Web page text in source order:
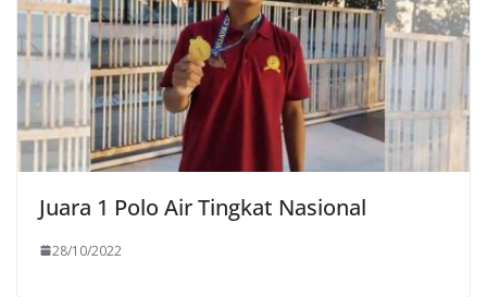
Juara 1 Polo Air Tingkat Nasional
28/10/2022